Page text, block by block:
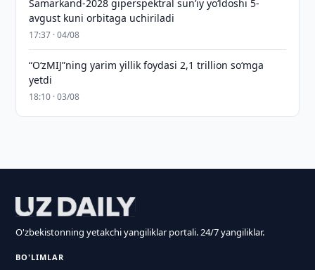
Samarkand-2028 giperspektral sun’iy yo‘ldoshi 5-
avgust kuni orbitaga uchiriladi
17:37 · 04/08
“O‘zMIJ”ning yarim yillik foydasi 2,1 trillion so‘mga
yetdi
18:10 · 03/08
O'zbekistonning yetakchi yangiliklar portali. 24/7 yangiliklar.
BO'LIMLAR